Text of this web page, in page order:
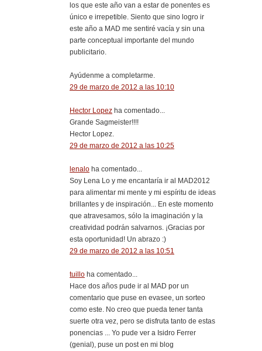
los que este año van a estar de ponentes es
único e irrepetible. Siento que sino logro ir
este año a MAD me sentiré vacía y sin una
parte conceptual importante del mundo
publicitario.
Ayúdenme a completarme.
29 de marzo de 2012 a las 10:10
Hector Lopez ha comentado...
Grande Sagmeister!!!!
Hector Lopez.
29 de marzo de 2012 a las 10:25
lenalo ha comentado...
Soy Lena Lo y me encantaría ir al MAD2012
para alimentar mi mente y mi espíritu de ideas
brillantes y de inspiración... En este momento
que atravesamos, sólo la imaginación y la
creatividad podrán salvarnos. ¡Gracias por
esta oportunidad! Un abrazo :)
29 de marzo de 2012 a las 10:51
tuillo ha comentado...
Hace dos años pude ir al MAD por un
comentario que puse en evasee, un sorteo
como este. No creo que pueda tener tanta
suerte otra vez, pero se disfruta tanto de estas
ponencias ... Yo pude ver a Isidro Ferrer
(genial), puse un post en mi blog